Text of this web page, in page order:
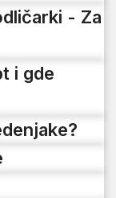
- Za
i gde